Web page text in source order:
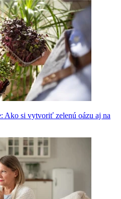
Ako si vytvoriť zelenú oázu aj na